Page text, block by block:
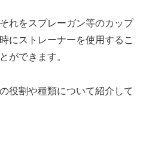
れをスプレーガン等のカップ
にストレーナーを使用するこ
ができます。
役割や種類について紹介して